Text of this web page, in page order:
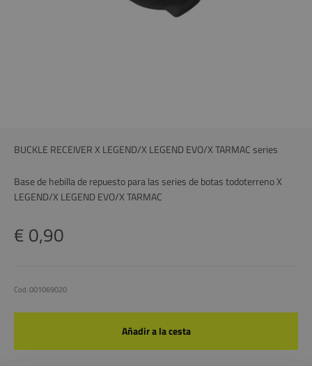
BUCKLE RECEIVER X LEGEND/X LEGEND EVO/X TARMAC series
Base de hebilla de repuesto para las series de botas todoterreno X
LEGEND/X LEGEND EVO/X TARMAC
Precio
€ 0,90
Cod. 001069020
Añadir a la cesta